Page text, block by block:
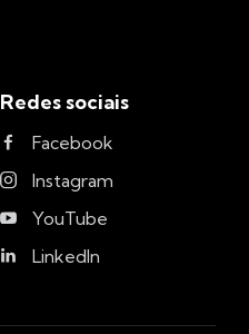
Redes sociais
Facebook
Instagram
YouTube
LinkedIn